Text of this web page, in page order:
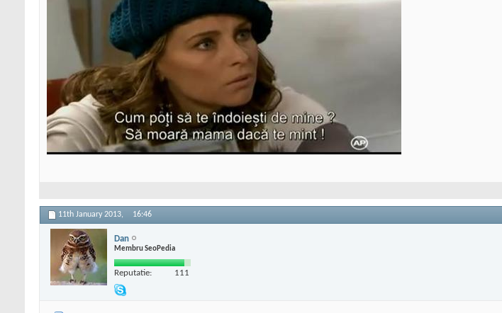
11th January 2013, 16:46
Dan
Membru SeoPedia
Reputatie: 111